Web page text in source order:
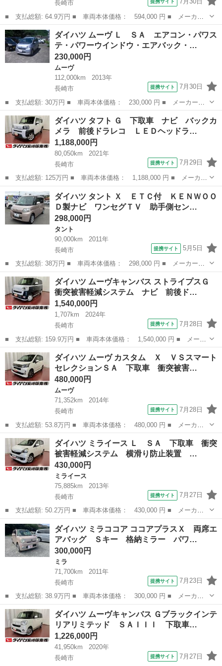
長崎市 提携サイト
■ 支払総額: 64.9万円 ■ 車両本体価格： 594,000 円 ■ メーカー
名： ダイハツ ■ 車種名： ハイゼットトラック ■ グレード
名： スタンダード 下取車 ２ＷＤ マニュアル車 ハロゲンヘッ
ドライト マニュ...
長崎 長崎市 ハイゼット
ダイハツ ムーヴ Ｌ ＳＡ エアコン・パワス
テ・パワーウインドウ・エアバック・…
230,000円
ムーヴ
112,000km
2013年
長崎市
提携サイト 7月30日
■ 支払総額: 30万円 ■ 車両本体価格： 230,000 円 ■ メーカー
名： ダイハツ ■ 車種名： ムーヴ ■ グレード名： Ｌ ＳＡ
エアコン・パワステ・パワーウインドウ・エアバック・ＡＢＳ・キー
レス・純正ナビ／...
長崎 長崎市 ムーヴ
ダイハツ タフト Ｇ 下取車 ナビ バックカ
メラ 前後ドラレコ ＬＥＤヘッドラ…
1,188,000円
80,050km
2021年
長崎市
提携サイト 7月29日
■ 支払総額: 125万円 ■ 車両本体価格： 1,188,000 円 ■ メーカー
名： ダイハツ ■ 車種名： タフト ■ グレード名： Ｇ 下取
車 ナビ バックカメラ 前後ドラレコ ＬＥＤヘッドランプ スマ
ートキー 衝...
長崎 長崎市 ダイハツ
ダイハツ タント Ｘ ＥＴＣ付 ＫＥＮＷＯＯ
Ｄ製ナビ ワンセグＴＶ 助手側セン…
298,000円
タント
90,000km
2011年
長崎市
提携サイト 5月5日
■ 支払総額: 38万円 ■ 車両本体価格： 298,000 円 ■ メーカー
名： ダイハツ ■ 車種名： タント ■ グレード名： Ｘ ＥＴＣ
付 ＫＥＮＷＯＯＤ製ナビ ワンセグＴＶ 助手側センターピラーレ
ス ■ 排気量：...
長崎 長崎市 タント
ダイハツ ムーヴキャンバス ストライプスＧ
衝突被害軽減システム ナビ 前後ド…
1,540,000円
1,707km
2024年
長崎市
提携サイト 7月28日
■ 支払総額: 159.9万円 ■ 車両本体価格： 1,540,000 円 ■ メーカ
ー名： ダイハツ ■ 車種名： ムーヴキャンバス ■ グレード
名： ストライプスＧ 衝突被害軽減システム ナビ 前後ドラレ
コ バックカメ...
長崎 長崎市 ダイハツ
ダイハツ ムーヴ カスタム Ｘ ＶＳスマート
セレクションＳＡ 下取車 衝突被害…
480,000円
ムーヴ
71,352km
2014年
長崎市
提携サイト 7月28日
■ 支払総額: 53.8万円 ■ 車両本体価格： 480,000 円 ■ メーカー
名： ダイハツ ■ 車種名： ムーヴ ■ グレード名： カスタム
Ｘ ＶＳスマートセレクションＳＡ 下取車 衝突被害軽減システ
ム アイドリン...
長崎 長崎市 ムーヴ
ダイハツ ミライース Ｌ ＳＡ 下取車 衝突
被害軽減システム 横滑り防止装置 …
430,000円
ミライース
75,885km
2013年
長崎市
提携サイト 7月27日
■ 支払総額: 50.2万円 ■ 車両本体価格： 430,000 円 ■ メーカー
名： ダイハツ ■ 車種名： ミライース ■ グレード名： Ｌ Ｓ
Ａ 下取車 衝突被害軽減システム 横滑り防止装置 盗難防止装
置 ＣＤオーデ...
長崎 長崎市 ミライース
ダイハツ ミラココア ココアプラスＸ 両席エ
アバッグ Ｓキー 格納ミラー パワ…
300,000円
ミラ
71,700km
2011年
長崎市
提携サイト 7月23日
■ 支払総額: 38.9万円 ■ 車両本体価格： 300,000 円 ■ メーカー
名： ダイハツ ■ 車種名： ミラココア ■ グレード名： ココア
プラスＸ 両席エアバッグ Ｓキー 格納ミラー パワーウインド
キーレススタ...
長崎 長崎市 ミラ
ダイハツ ムーヴキャンバス Ｇブラックインテ
リアリミテッド ＳＡＩＩＩ 下取車…
1,226,000円
41,950km
2020年
長崎市
提携サイト 7月27日